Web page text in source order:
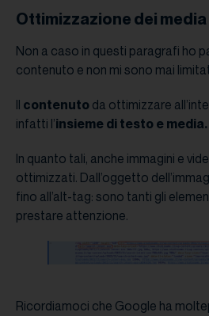
Ottimizzazione dei media
Non a caso in questi paragrafi ho
contenuto e non mi sono mai
Il contenuto da ottimizzare
infatti l’insieme di testo e media.
In quanto tali, anche immagini e
ottimizzati. Dall’oggetto
fino all’alt-tag: sono tanti gli
prestare attenzione.
Ricordiamoci che Google ha